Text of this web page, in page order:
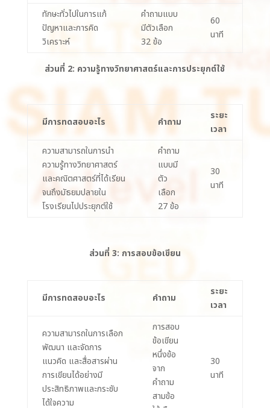
ทักษะทั่วไปในการแก้
ปัญหาและการคิด
วิเคราะห์
คำถามแบบ
มีตัวเลือก
32 ข้อ
60
นาที
ส่วนที่ 2: ความรู้ทางวิทยาศาสตร์และการประยุกต์ใช้
มีการทดสอบอะไร คำถาม
ระยะ
เวลา
ความสามารถในการนำ
ความรู้ทางวิทยาศาสตร์
และคณิตศาสตร์ที่ได้เรียน
จนถึงมัธยมปลายใน
โรงเรียนไปประยุกต์ใช้
คำถาม
แบบมี
ตัว
เลือก
27 ข้อ
30
นาที
ส่วนที่ 3: การสอบข้อเขียน
มีการทดสอบอะไร คำถาม
ระยะ
เวลา
ความสามารถในการเลือก
พัฒนา และจัดการ
แนวคิด และสื่อสารผ่าน
การเขียนได้อย่างมี
ประสิทธิภาพและกระชับ
ได้ใจความ
การสอบ
ข้อเขียน
หนึ่งข้อ
จาก
คำถาม
สามข้อ
30
นาที